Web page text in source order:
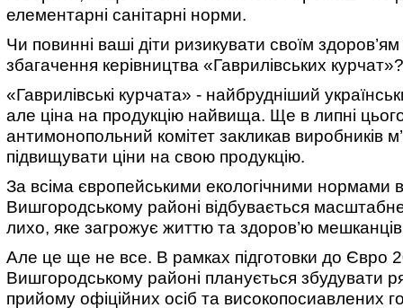
елементарні санітарні норми.
Чи повинні ваші діти ризикувати своїм
збагачення керівництва «Гаврилівських курчат»?
«Гаврилівські курчата» - найбрудніший
але ціна на продукцію найвища. Ще в липні
антимонопольний комітет закликав виробників
підвищувати ціни на свою продукцію.
За всіма європейськими екологічними нормами в
Вишгородському районі відбувається
лихо, яке загрожує життю та здоров’ю мешканців
Але це ще не все. В рамках підготовки до Євро
Вишгородському районі планується збудувати
прийому офіційних осіб та високопосиавлених